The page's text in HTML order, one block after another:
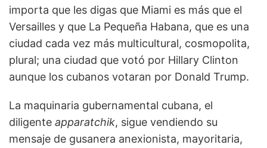
importa que les digas que Miami es más que el
Versailles y que La Pequeña Habana, que es una
ciudad cada vez más multicultural, cosmopolita,
plural; una ciudad que votó por Hillary Clinton
aunque los cubanos votaran por Donald Trump.
La maquinaria gubernamental cubana, el
diligente apparatchik, sigue vendiendo su
mensaje de gusanera anexionista, mayoritaria,